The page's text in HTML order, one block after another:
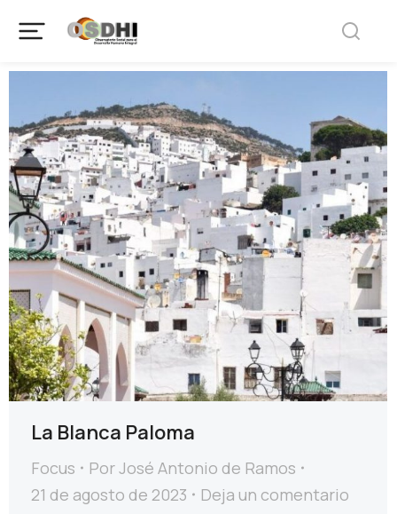
La Blanca Paloma
Focus PorJosé Antonio de Ramos
21 de agosto de 2023
Deja un comentario